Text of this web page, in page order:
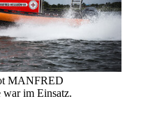
MANFRED
im Einsatz.